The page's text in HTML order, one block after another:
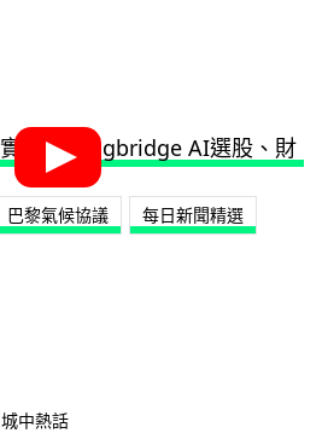
巴黎氣候協議
每日新聞精選
城中熱話